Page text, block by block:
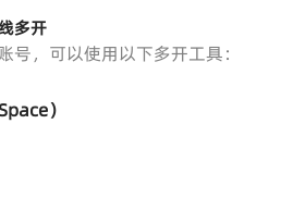
多开
号，可以使用以下多开工具：
）